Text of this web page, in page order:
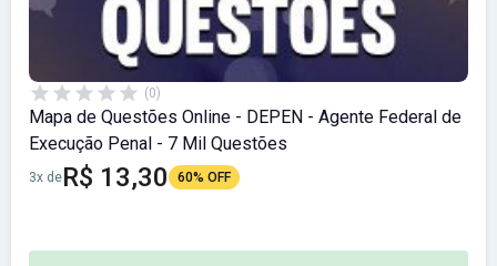
(0)
Mapa de Questões Online - DEPEN - Agente Federal de
Execução Penal - 7 Mil Questões
3x deR$ 13,30 60% OFF